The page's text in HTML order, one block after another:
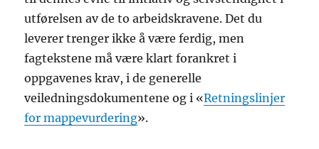
utførelsen av de to arbeidskravene. Det du
leverer trenger ikke å være ferdig, men
fagtekstene må være klart forankret i
oppgavenes krav, i de generelle
veiledningsdokumentene og i «Retningslinjer
for mappevurdering».